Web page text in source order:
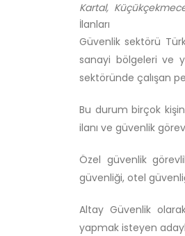
Kartal,
İlanları
Güvenlik sektörü
sanayi bölgeleri ve
sektöründe çalışan
Bu durum birçok
ilanı ve güvenlik
Özel güvenlik
güvenliği, otel
Altay Güvenlik
yapmak isteyen